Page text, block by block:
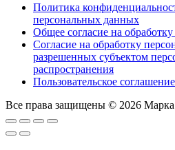
Политика
персональных данных
Общее согласие на
Согласие на обработку
разрешенных субъектом
распространения
Пользовательское соглашение
Все права защищены © 2026